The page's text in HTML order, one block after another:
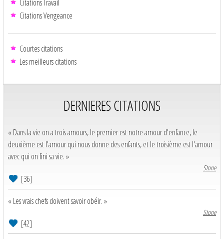
Citations Travail
Citations Vengeance
Courtes citations
Les meilleurs citations
DERNIERES CITATIONS
« Dans la vie on a trois amours, le premier est notre amour d'enfance, le
deuxième est l'amour qui nous donne des enfants, et le troisième est l'amour
avec qui on fini sa vie. »
Stone
[36]
« Les vrais chefs doivent savoir obéir. »
Stone
[42]